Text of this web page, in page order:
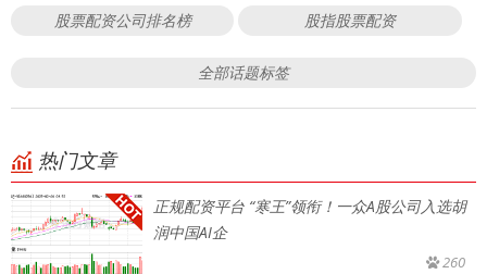
股票配资公司排名榜 股指股票配资
全部话题标签
热门文章
正规配资平台 “寒王”领衔！一众A股公司入选胡
润中国AI企
260